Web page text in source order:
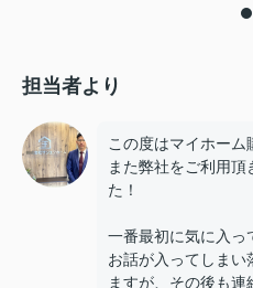
担当者より
この度はマイホーム
また弊社をご利用
た！
一番最初に気に入っ
お話が入ってしまい
ますが、その後も